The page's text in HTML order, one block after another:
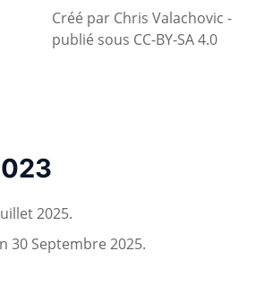
Créé par Chris Valachovic -
publié sous CC-BY-SA 4.0
2025.
30 Septembre 2025.